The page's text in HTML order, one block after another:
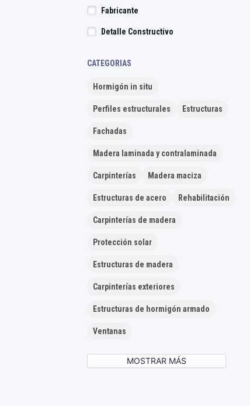
Fabricante
Detalle Constructivo
CATEGORIAS
Hormigón in situ
Perfiles estructurales Estructuras
Fachadas
Madera laminada y contralaminada
Carpinterías Madera maciza
Estructuras de acero Rehabilitación
Carpinterías de madera
Protección solar
Estructuras de madera
Carpinterías exteriores
Estructuras de hormigón armado
Ventanas
MOSTRAR MÁS